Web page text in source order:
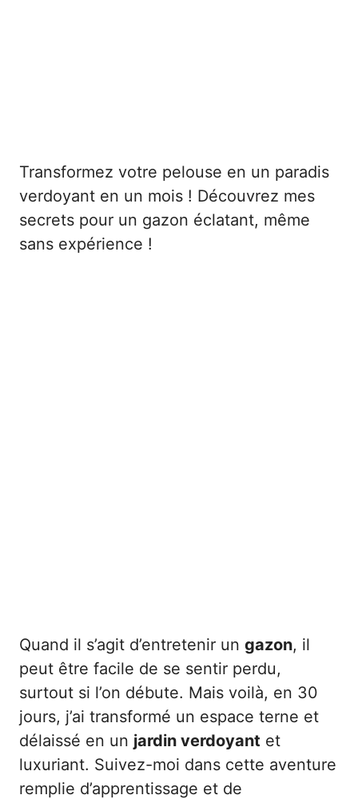
Transformez votre pelouse en un paradis
verdoyant en un mois ! Découvrez mes
secrets pour un gazon éclatant, même
sans expérience !
Quand il s’agit d’entretenir un gazon, il
peut être facile de se sentir perdu,
surtout si l’on débute. Mais voilà, en 30
jours, j’ai transformé un espace terne et
délaissé en un jardin verdoyant et
luxuriant. Suivez-moi dans cette aventure
remplie d’apprentissage et de